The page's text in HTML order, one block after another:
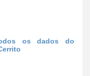
os dados do